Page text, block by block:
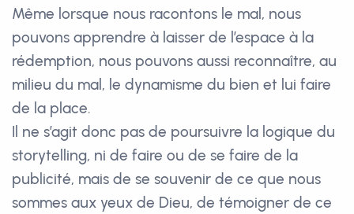
Même lorsque nous racontons le mal, nous
pouvons apprendre à laisser de l’espace à la
rédemption, nous pouvons aussi reconnaître, au
milieu du mal, le dynamisme du bien et lui faire
de la place.
Il ne s’agit donc pas de poursuivre la logique du
storytelling, ni de faire ou de se faire de la
publicité, mais de se souvenir de ce que nous
sommes aux yeux de Dieu, de témoigner de ce